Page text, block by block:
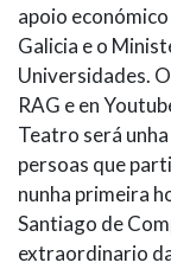
apoio
Galicia e o
Universidades.
RAG e en
Teatro será
persoas que
nunha primeira
Santiago de
extraordinario